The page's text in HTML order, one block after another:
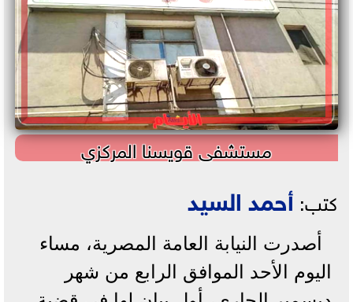
مستشفى قويسنا المركزي
كتب: أحمد السيد
أصدرت النيابة العامة المصرية، مساء
اليوم الأحد الموافق الرابع من شهر